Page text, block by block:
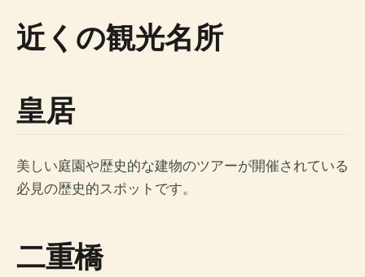
近くの観光名所
皇居
美しい庭園や歴史的な建物のツアーが開催されている
必見の歴史的スポットです。
二重橋